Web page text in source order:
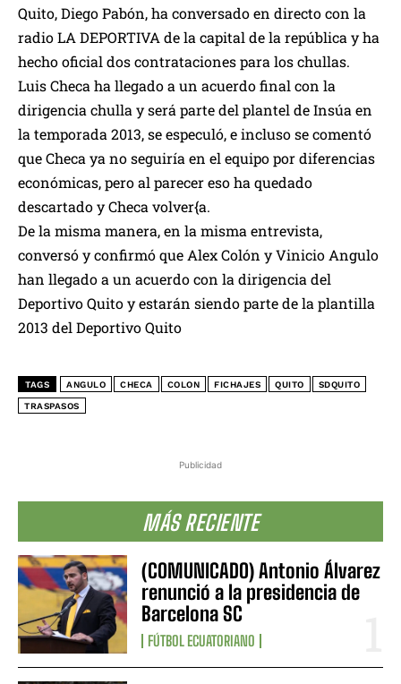
Publicidad
MÁS RECIENTE
(COMUNICADO) Antonio Álvarez
renunció a la presidencia de
Barcelona SC
FÚTBOL ECUATORIANO
Quito, Diego Pabón, ha conversado en directo con la
radio LA DEPORTIVA de la capital de la república y ha
hecho oficial dos contrataciones para los chullas.
Luis Checa ha llegado a un acuerdo final con la
dirigencia chulla y será parte del plantel de Insúa en
la temporada 2013, se especuló, e incluso se comentó
que Checa ya no seguiría en el equipo por diferencias
económicas, pero al parecer eso ha quedado
descartado y Checa volver{a.
De la misma manera, en la misma entrevista,
conversó y confirmó que Alex Colón y Vinicio Angulo
han llegado a un acuerdo con la dirigencia del
Deportivo Quito y estarán siendo parte de la plantilla
2013 del Deportivo Quito
TAGS ANGULO CHECA COLON FICHAJES QUITO SDQUITO
TRASPASOS